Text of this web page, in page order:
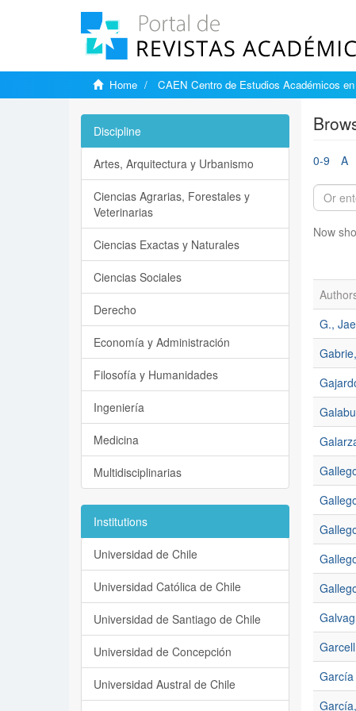
Home CAEN Centro de Estudios Académicos
0-9 A
Now
G.,
Discipline
Artes, Arquitectura y Urbanismo
Ciencias Agrarias, Forestales y
Veterinarias
Ciencias Exactas y Naturales
Ciencias Sociales
Derecho
Economía y Administración
Filosofía y Humanidades
Ingeniería
Medicina
Multidisciplinarias
Institutions
Universidad de Chile
Universidad Católica de Chile
Universidad de Santiago de Chile
Universidad de Concepción
Universidad Austral de Chile